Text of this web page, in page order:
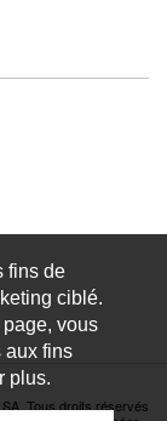
Tous droits réservés
fins de
ciblé.
vous
aux fins
plus.